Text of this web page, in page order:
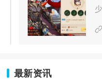
最新资讯